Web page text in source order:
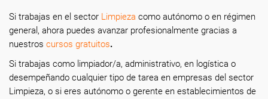
Si trabajas en el sector Limpieza como autónomo o en régimen
general, ahora puedes avanzar profesionalmente gracias a
nuestros cursos gratuitos.
Si trabajas como limpiador/a, administrativo, en logística o
desempeñando cualquier tipo de tarea en empresas del sector
Limpieza, o si eres autónomo o gerente en establecimientos de